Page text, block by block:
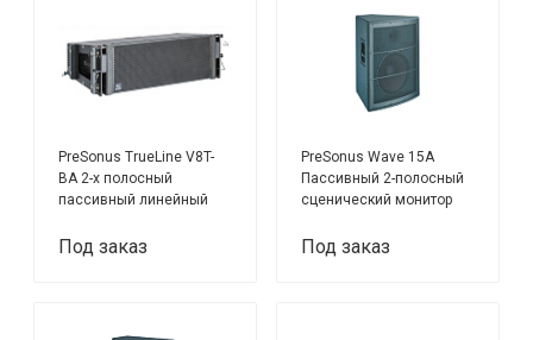
PreSonus TrueLine V8T-
BA 2-х полосный
пассивный линейный
Под заказ
PreSonus Wave 15A
Пассивный 2-полосный
сценический монитор
Под заказ